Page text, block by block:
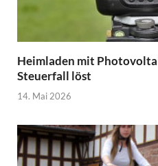
Heimladen mit
Steuerfall löst
14. Mai 2026